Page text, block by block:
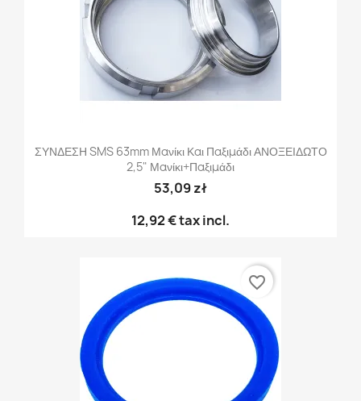
ΣΥΝΔΕΣΗ SMS 63mm Μανίκι Και Παξιμάδι ΑΝΟΞΕΙΔΩΤΟ
2,5" Μανίκι+παξιμάδι
53,09 zł
12,92 €tax incl.
favorite_border